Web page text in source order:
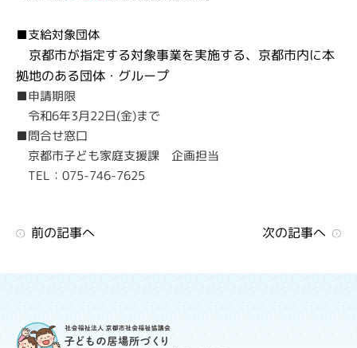
■支給対象団体
京都市が指定する対象事業を実施する、京都市内に本
拠地のある団体・グループ
■申請期限
令和6年3月22日(金)まで
■問合せ窓口
京都市子ども家庭支援課 企画担当
TEL：075-746-7625
前の記事へ 次の記事へ